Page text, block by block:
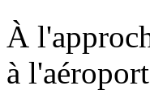
À
à